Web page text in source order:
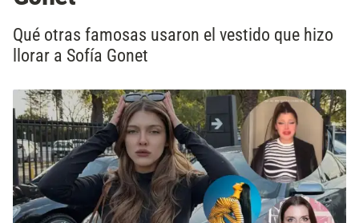
Qué otras famosas usaron el vestido que hizo
llorar a Sofía Gonet